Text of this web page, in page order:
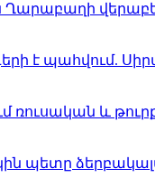
Ղարաբաղի
է պահվում.
ռուսական և
պետը